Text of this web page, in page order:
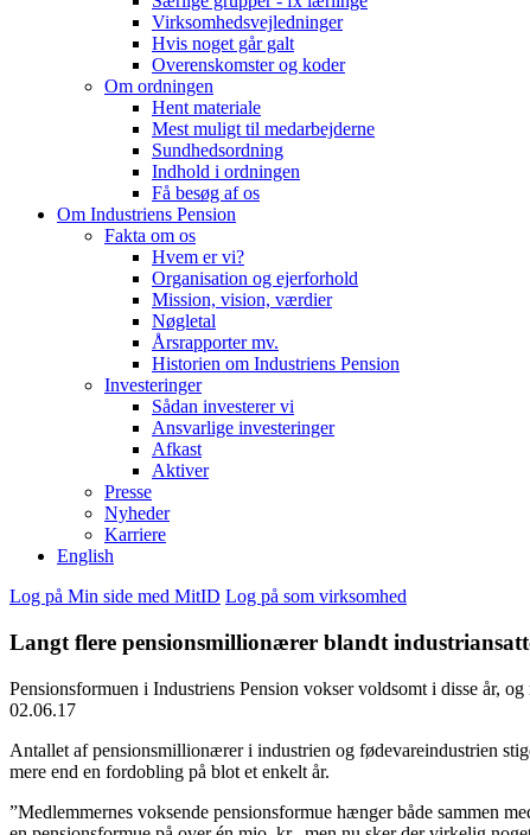
Virksomhedsvejledninger
Hvis noget går galt
Overenskomster og koder
Om ordningen
Hent materiale
Mest muligt til medarbejderne
Sundhedsordning
Indhold i ordningen
Få besøg af os
Om Industriens Pension
Fakta om os
Hvem er vi?
Organisation og ejerforhold
Mission, vision, værdier
Nøgletal
Årsrapporter mv.
Historien om Industriens Pension
Investeringer
Sådan investerer vi
Ansvarlige investeringer
Afkast
Aktiver
Presse
Nyheder
Karriere
English
Log på Min side med MitID Log på som virksomhed
Langt flere pensionsmillionærer blandt
Pensionsformuen i Industriens Pension vokser voldsomt i disse år,
02.06.17
Antallet af pensionsmillionærer i industrien og fødevareindustrien
mere end en fordobling på blot et enkelt år.
”Medlemmernes voksende pensionsformue hænger både sammen